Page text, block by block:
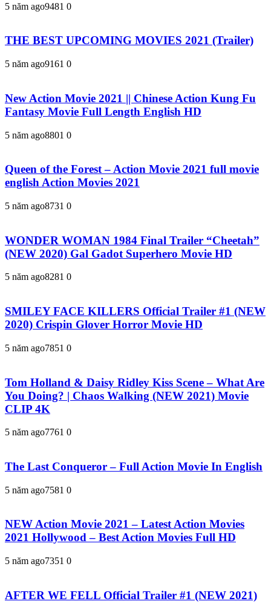
5 năm ago9481 0
THE BEST UPCOMING MOVIES 2021 (Trailer)
5 năm ago9161 0
New Action Movie 2021 || Chinese Action Kung Fu
Fantasy Movie Full Length English HD
5 năm ago8801 0
Queen of the Forest – Action Movie 2021 full movie
english Action Movies 2021
5 năm ago8731 0
WONDER WOMAN 1984 Final Trailer “Cheetah”
(NEW 2020) Gal Gadot Superhero Movie HD
5 năm ago8281 0
SMILEY FACE KILLERS Official Trailer #1 (NEW
2020) Crispin Glover Horror Movie HD
5 năm ago7851 0
Tom Holland & Daisy Ridley Kiss Scene – What Are
You Doing? | Chaos Walking (NEW 2021) Movie
CLIP 4K
5 năm ago7761 0
The Last Conqueror – Full Action Movie In English
5 năm ago7581 0
NEW Action Movie 2021 – Latest Action Movies
2021 Hollywood – Best Action Movies Full HD
5 năm ago7351 0
AFTER WE FELL Official Trailer #1 (NEW 2021)